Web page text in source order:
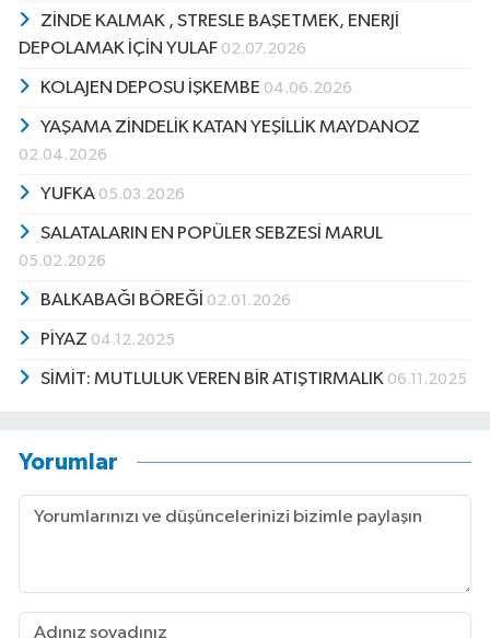
ZİNDE KALMAK , STRESLE BAŞETMEK, ENERJİ
DEPOLAMAK İÇİN YULAF 02.07.2026
KOLAJEN DEPOSU İŞKEMBE 04.06.2026
YAŞAMA ZİNDELİK KATAN YEŞİLLİK MAYDANOZ
02.04.2026
YUFKA 05.03.2026
SALATALARIN EN POPÜLER SEBZESİ MARUL
05.02.2026
BALKABAĞI BÖREĞİ 02.01.2026
PİYAZ 04.12.2025
SİMİT: MUTLULUK VEREN BİR ATIŞTIRMALIK 06.11.2025
Yorumlar